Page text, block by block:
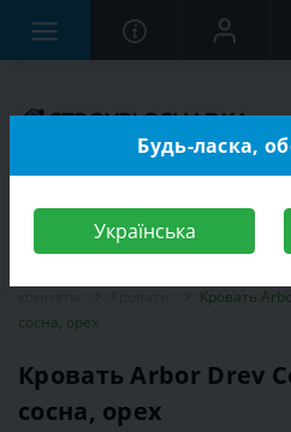
Кровать
сосна, орех
Кровать Arbor Drev
сосна, орех
Будь-ласка,
Українська